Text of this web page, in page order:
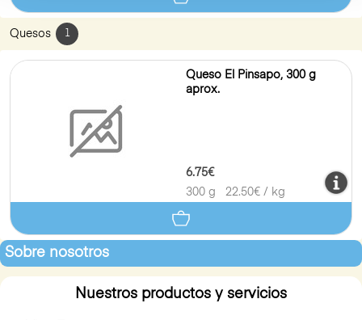
Quesos 1
Queso El Pinsapo, 300 g
aprox.
6.75€
300 g
22.50€ / kg
Sobre nosotros
Nuestros productos y servicios